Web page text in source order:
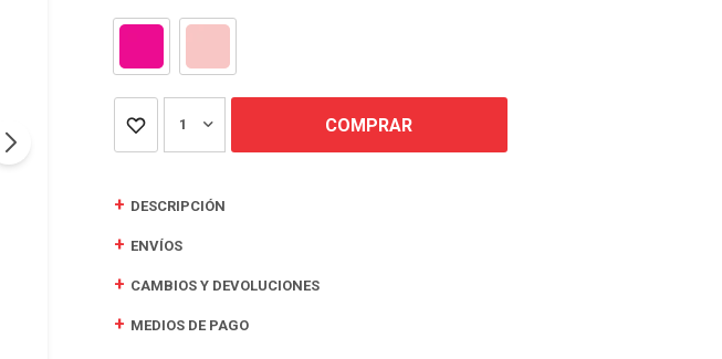
1 COMPRAR
DESCRIPCIÓN
ENVÍOS
CAMBIOS Y DEVOLUCIONES
MEDIOS DE PAGO